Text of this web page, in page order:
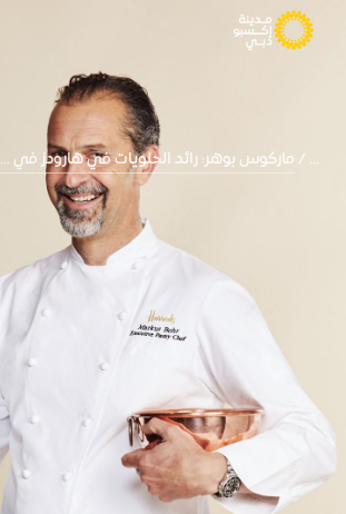
... ماركوس بوهر: رائد الحلويات في هارودز في ...